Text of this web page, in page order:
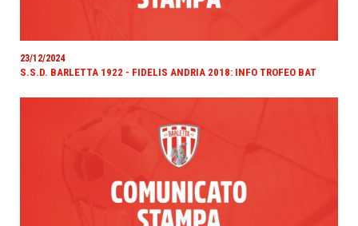
23/12/2024
S.S.D. BARLETTA 1922 - FIDELIS ANDRIA 2018: INFO TROFEO BAT